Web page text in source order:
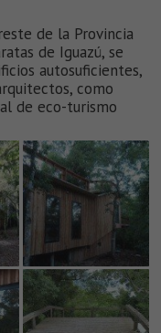
de la Provincia
de Iguazú, se
autosuficientes,
como
de eco-turismo